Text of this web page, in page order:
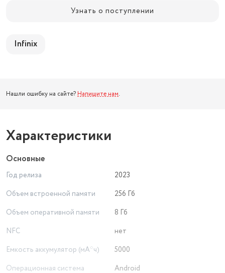
Узнать о поступлении
Infinix
Нашли ошибку на сайте? Напишите нам.
Характеристики
Основные
Год релиза
2023
Объем встроенной памяти
256 Гб
Объем оперативной памяти
8 Гб
NFC
нет
Емкость аккумулятор (мА*ч)
5000
Операционная система
Android